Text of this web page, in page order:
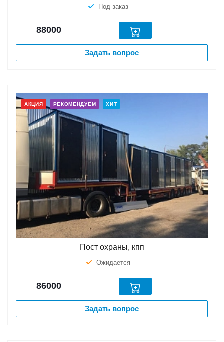
Под заказ
88000
Задать вопрос
АКЦИЯ РЕКОМЕНДУЕМ ХИТ
Пост охраны, кпп
Ожидается
86000
Задать вопрос